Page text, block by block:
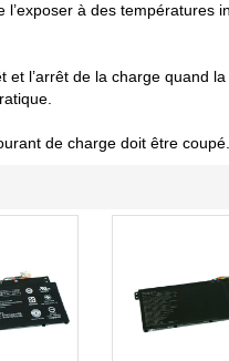
à des températures
l’arrêt de la charge quand
de charge doit être coupé.